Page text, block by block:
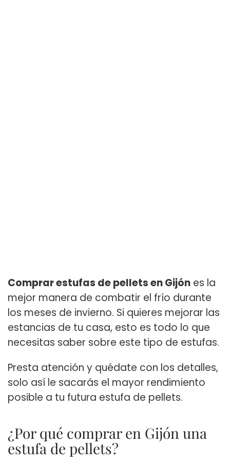
Comprar estufas de pellets en Gijón es la
mejor manera de combatir el frío durante
los meses de invierno. Si quieres mejorar las
estancias de tu casa, esto es todo lo que
necesitas saber sobre este tipo de estufas.
Presta atención y quédate con los detalles,
solo así le sacarás el mayor rendimiento
posible a tu futura estufa de pellets.
¿Por qué comprar en Gijón una
estufa de pellets?